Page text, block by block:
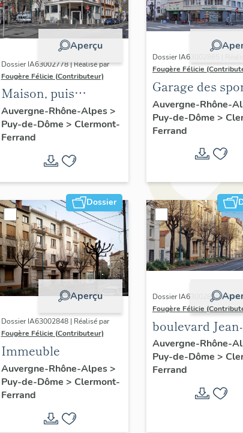
Aperçu
Dossier IA63002778 | Réalisé par
Fougère Félicie (Contributeur)
Maison, puis
immeuble de la
Mutualité, puis
immeuble de la
Caisse régionale de
actuellement
résidence "Les
terrasses d'Italie"
Auvergne-Rhône-Alpes>
Puy-de-Dôme > Clermont-
Ferrand
Dossier IA63002865 |
Fougère Félicie
Garage des
actuellement
commerce
d'outillage de
(motoculture) et
mécanique
Auvergne-Rhône-
Puy-de-Dôme >
Ferrand
Dossier
Aperçu
Dossier IA63002848 | Réalisé par
Fougère Félicie (Contributeur)
Immeuble
Auvergne-Rhône-Alpes>
Puy-de-Dôme > Clermont-
Ferrand
Dossier IA63002805 |
Fougère Félicie
boulevard Jean-
Jaurès
Auvergne-Rhône-
Puy-de-Dôme >
Ferrand